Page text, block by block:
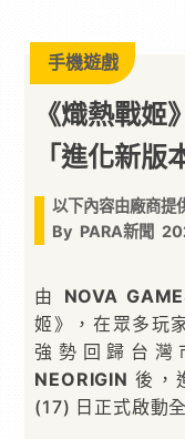
手機遊戲
《熾熱戰姬
「進化新版
以下內容由廠商提
By PARA新聞
由 NOVA
姬》，在眾多玩
強勢回歸台灣
NEORIGIN 後，
(17) 日正式啟動